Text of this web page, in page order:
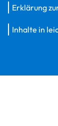
Erklärung
Inhalte in